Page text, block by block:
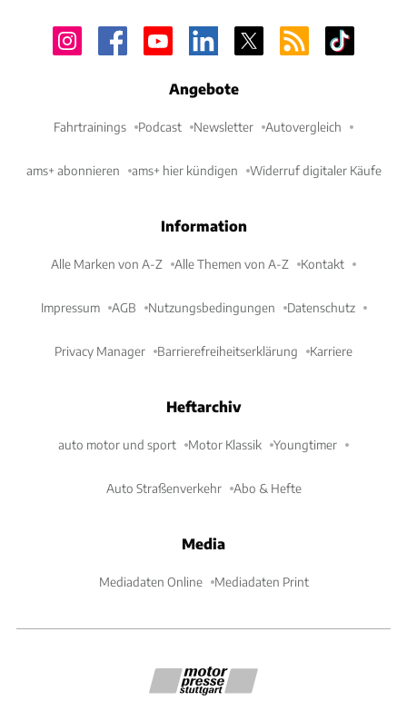
Angebote
Fahrtrainings Podcast Newsletter Autovergleich
ams+ abonnieren ams+ hier kündigen Widerruf digitaler Käufe
Information
Alle Marken von A-Z Alle Themen von A-Z Kontakt
Impressum AGB Nutzungsbedingungen Datenschutz
Privacy Manager Barrierefreiheitserklärung Karriere
Heftarchiv
auto motor und sport Motor Klassik Youngtimer
Auto Straßenverkehr Abo & Hefte
Media
Mediadaten Online Mediadaten Print